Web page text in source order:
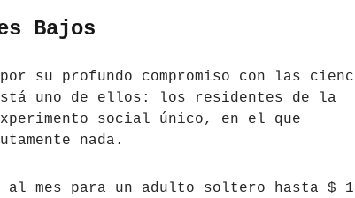
Bajos
su profundo compromiso con las
uno de ellos: los residentes de la
social único, en el que
nada.
al mes para un adulto soltero hasta $